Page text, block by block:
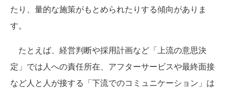
たり、量的な施策がもとめられたりする傾向がありま
す。
たとえば、経営判断や採用計画など「上流の意思決
定」では人への責任所在、アフターサービスや最終面接
など人と人が接する「下流でのコミュニケーション」は